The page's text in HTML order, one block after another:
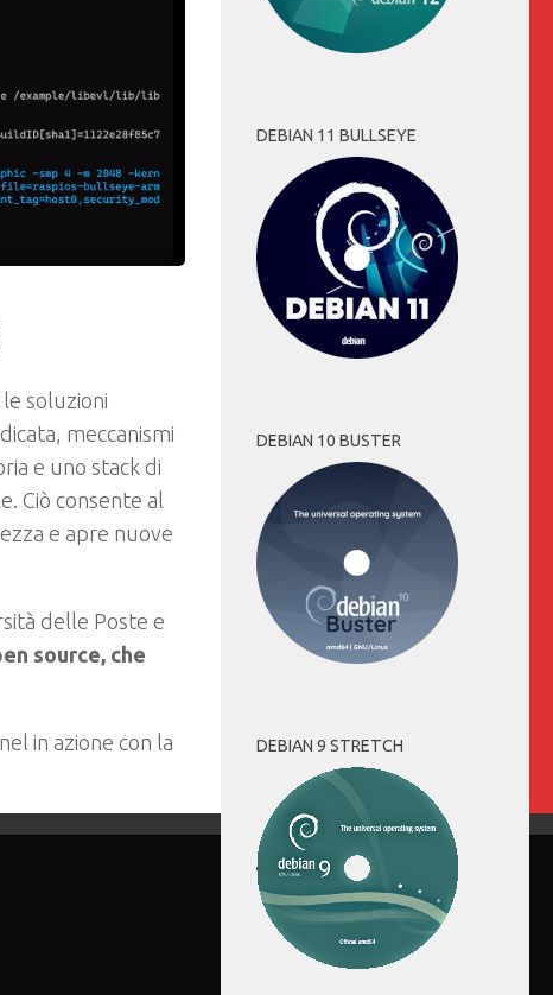
soluzioni
meccanismi
e uno stack di
Ciò consente al
e apre nuove
delle Poste e
source, che
in azione con la
DEBIAN 11 BULLSEYE
DEBIAN 10 BUSTER
DEBIAN 9 STRETCH